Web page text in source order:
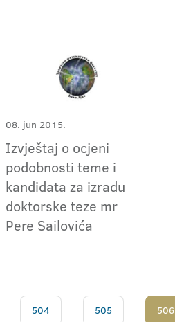
08. jun 2015.
Izvještaj o ocjeni
podobnosti teme i
kandidata za izradu
doktorske teze mr
Pere Sailovića
504 505 506